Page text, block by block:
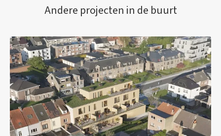
Andere projecten in de buurt